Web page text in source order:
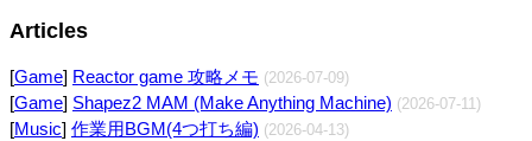
Articles
[Game] Reactor game 攻略メモ (2026-07-09)
[Game] Shapez2 MAM (Make Anything Machine) (2026-07-11)
[Music] 作業用BGM(4つ打ち編) (2026-04-13)